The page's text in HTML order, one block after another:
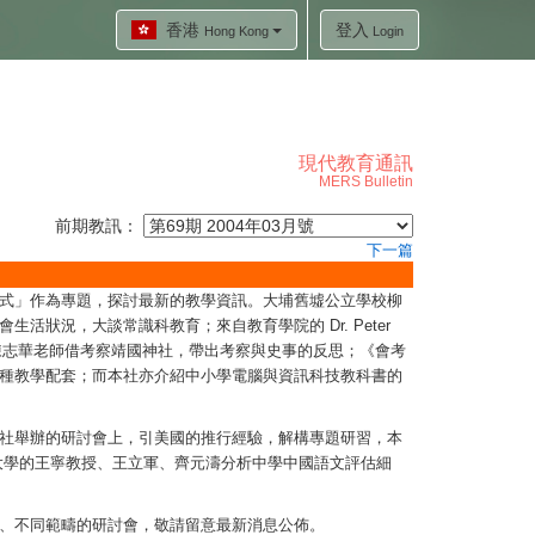
香港 Hong Kong 登入 Login
現代教育通訊
MERS Bulletin
前期教訊：
下一篇
」作為專題，探討最新的教學資訊。大埔舊墟公立學校柳
生活狀況，大談常識科教育；來自教育學院的 Dr. Peter
華老師借考察靖國神社，帶出考察與史事的反思；《會考
教學配套；而本社亦介紹中小學電腦與資訊科技教科書的
舉辦的研討會上，引美國的推行經驗，解構專題研習，本
的王寧教授、王立軍、齊元濤分析中學中國語文評估細
同範疇的研討會，敬請留意最新消息公佈。